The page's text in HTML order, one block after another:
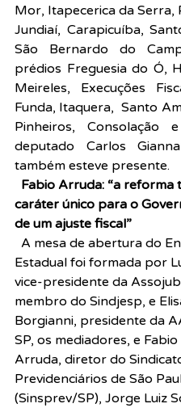
Mor, Itapecerica da Serra,
Jundiaí, Carapicuíba,
São Bernardo do
prédios Freguesia do Ó,
Meireles, Execuções
Funda, Itaquera,  Santo
Pinheiros, Consolação
deputado Carlos
também esteve presente.
Fabio Arruda: “a reforma
caráter único para o
de um ajuste fiscal”
A mesa de abertura do
Estadual foi formada por
vice-presidente da
membro do Sindjesp, e
Borgianni, presidente da
SP, os mediadores, e
Arruda, diretor do
Previdenciários de São
(Sinsprev/SP), Jorge Luiz